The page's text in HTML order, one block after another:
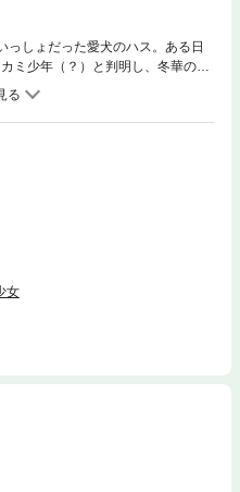
しょだった愛犬のハス。ある日
ミ少年（？）と判明し、冬華の生
に振りまわっされぱなしの毎日で
女